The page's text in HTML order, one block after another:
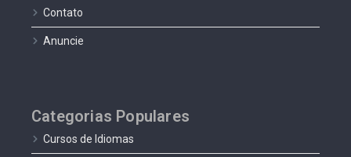
Contato
Anuncie
Categorias Populares
Cursos de Idiomas